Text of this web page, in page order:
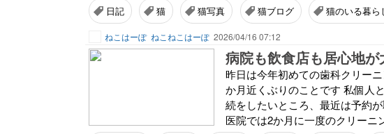
日記 猫 猫写真 猫ブログ 猫のいる暮ら
ねこはーぽ ねこねこはーぽ 2026/04/16 07:12
病院も飲食店も居心地が
昨日は今年初めての歯科クリー
か月近くぶりのことです 私個人
続をしたいところ、最近は予約
医院では2か月に一度のクリーニ